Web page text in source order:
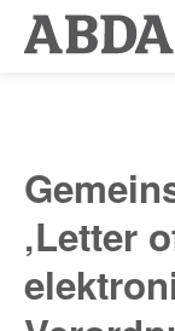
Springe
direkt
zur
Meta-
Navigation
‚Letter